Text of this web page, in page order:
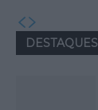
DESTAQUES